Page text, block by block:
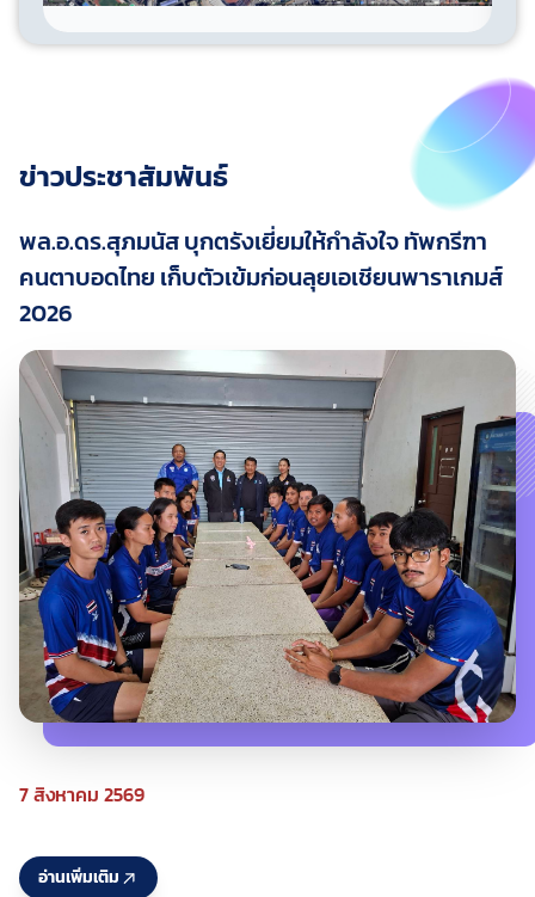
ข่าวประชาสัมพันธ์
พล.อ.ดร.สุภมนัส บุกตรังเยี่ยมให้กำลังใจ ทัพกรีฑา
คนตาบอดไทย เก็บตัวเข้มก่อนลุยเอเชียนพาราเกมส์
2026
7 สิงหาคม 2569
อ่านเพิ่มเติม